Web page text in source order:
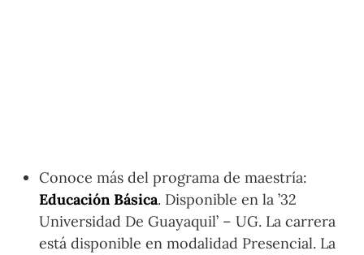
Conoce más del programa de maestría:
Educación Básica. Disponible en la ’32
Universidad De Guayaquil’ – UG. La carrera
está disponible en modalidad Presencial. La